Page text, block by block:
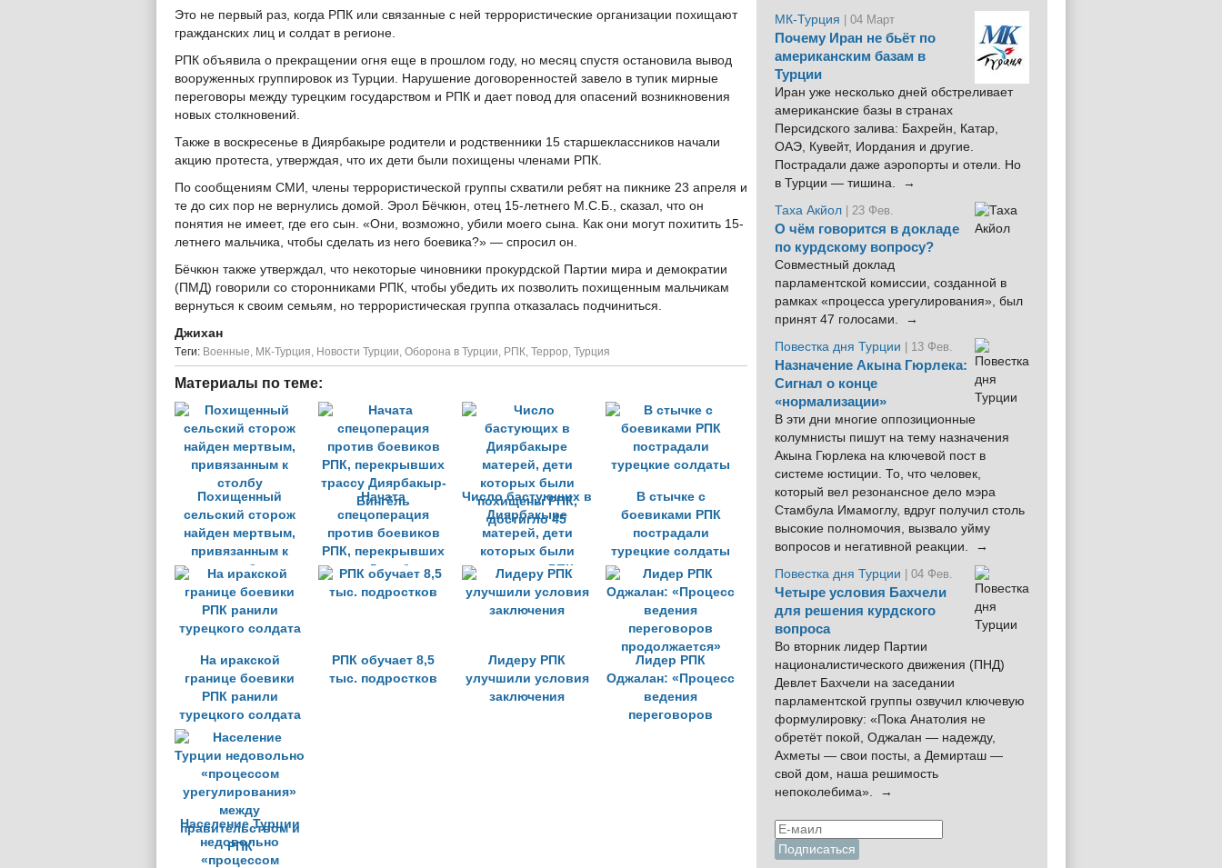
Это не первый раз, когда РПК или связанные с ней террористические организации похищают
гражданских лиц и солдат в регионе.
РПК объявила о прекращении огня еще в прошлом году, но месяц спустя остановила вывод
вооруженных группировок из Турции. Нарушение договоренностей завело в тупик мирные
переговоры между турецким государством и РПК и дает повод для опасений возникновения
новых столкновений.
Также в воскресенье в Диярбакыре родители и родственники 15 старшеклассников начали
акцию протеста, утверждая, что их дети были похищены членами РПК.
По сообщениям СМИ, члены террористической группы схватили ребят на пикнике 23 апреля и
те до сих пор не вернулись домой. Эрол Бёчкюн, отец 15-летнего M.С.Б., сказал, что он
понятия не имеет, где его сын. «Они, возможно, убили моего сына. Как они могут похитить 15-
летнего мальчика, чтобы сделать из него боевика?» — спросил он.
Бёчкюн также утверждал, что некоторые чиновники прокурдской Партии мира и демократии
(ПМД) говорили со сторонниками РПК, чтобы убедить их позволить похищенным мальчикам
вернуться к своим семьям, но террористическая группа отказалась подчиниться.
Джихан
Tеги: Военные, МК-Турция, Новости Турции, Оборона в Турции, РПК, Террор, Турция
Материалы по теме:
Похищенный
сельский сторож
найден мертвым,
привязанным к
столбу
Начата
спецоперация
против боевиков
РПК, перекрывших
трассу Диярбакыр-
Бингёль
Число бастующих в
Диярбакыре
матерей, дети
которых были
похищены РПК,
достигло 45
В стычке с
боевиками РПК
пострадали
турецкие солдаты
На иракской
границе боевики
РПК ранили
турецкого солдата
РПК обучает 8,5
тыс. подростков
Лидеру РПК
улучшили условия
заключения
Лидер РПК
Оджалан: «Процесс
ведения
переговоров
Население Турции
недовольно
«процессом
МК-Турция
| 04 Март
Почему Иран не бьёт по
американским базам в
Турции
Иран уже несколько дней обстреливает
американские базы в странах
Персидского залива: Бахрейн, Катар,
ОАЭ, Кувейт, Иордания и другие.
Пострадали даже аэропорты и отели. Но
в Турции — тишина. →
Таха Акйол | 23 Фев.
О чём говорится в докладе
по курдскому вопросу?
Совместный доклад
парламентской комиссии, созданной в
рамках «процесса урегулирования», был
принят 47 голосами. →
Повестка дня Турции
| 13 Фев.
Назначение Акына Гюрлека:
Сигнал о конце
«нормализации»
В эти дни многие оппозиционные
колумнисты пишут на тему назначения
Акына Гюрлека на ключевой пост в
системе юстиции. То, что человек,
который вел резонансное дело мэра
Стамбула Имамоглу, вдруг получил столь
высокие полномочия, вызвало уйму
вопросов и негативной реакции. →
Повестка дня Турции
| 04 Фев.
Четыре условия Бахчели
для решения курдского
вопроса
Во вторник лидер Партии
националистического движения (ПНД)
Девлет Бахчели на заседании
парламентской группы озвучил ключевую
формулировку: «Пока Анатолия не
обретёт покой, Оджалан — надежду,
Ахметы — свои посты, а Демирташ —
свой дом, наша решимость
непоколебима». →